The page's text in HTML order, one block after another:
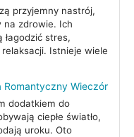
przyjemny nastrój,
na zdrowie. Ich
stres,
Istnieje wiele
Romantyczny Wieczór
dodatkiem do
ciepłe światło,
uroku. Oto